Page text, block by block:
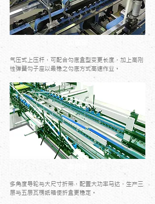
气压式上压杆，可配合勾底盒型变更长度，加上高刚
性弹簧勾子座以最稳之勾底方式高速作业。
多角度导轮与大尺寸折带，配置大功率马达，生产三
层与五层瓦楞纸箱使折盒更稳定。